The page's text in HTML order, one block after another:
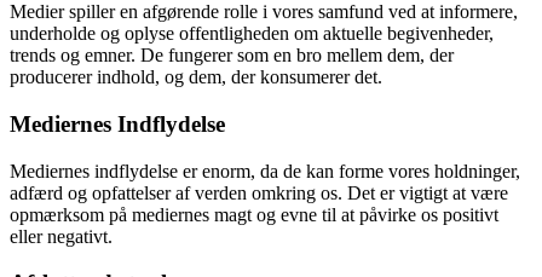
Medier spiller en afgørende rolle i vores samfund ved at informere,
underholde og oplyse offentligheden om aktuelle begivenheder,
trends og emner. De fungerer som en bro mellem dem, der
producerer indhold, og dem, der konsumerer det.
Mediernes Indflydelse
Mediernes indflydelse er enorm, da de kan forme vores holdninger,
adfærd og opfattelser af verden omkring os. Det er vigtigt at være
opmærksom på mediernes magt og evne til at påvirke os positivt
eller negativt.